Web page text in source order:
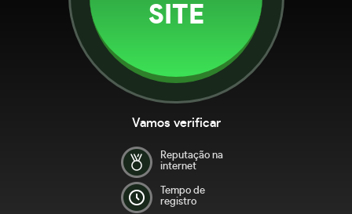
SITE
Vamos verificar
Reputação na
internet
Tempo de
registro